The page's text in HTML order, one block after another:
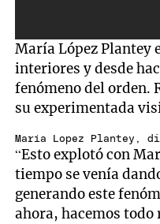
María López Plantey
interiores y desde
fenómeno del orden.
su experimentada
María Lopez Plantey,
“Esto explotó con
tiempo se venía
generando este
ahora, hacemos todo